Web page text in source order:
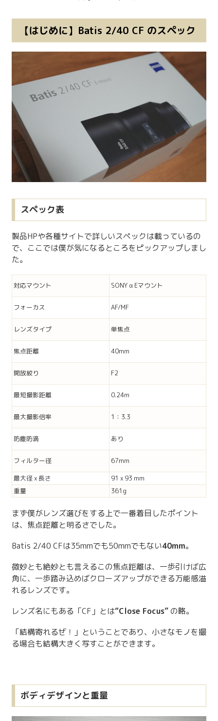
【はじめに】Batis 2/40 CF のスペック
スペック表
製品HPや各種サイトで詳しいスペックは載っているの
で、ここでは僕が気になるところをピックアップしまし
た。
対応マウント SONY α Eマウント
フォーカス AF/MF
レンズタイプ 単焦点
焦点距離 40mm
開放絞り F2
最短撮影距離 0.24m
最大撮影倍率 1：3.3
防塵防滴 あり
フィルター径
67mm
最大径 x 長さ
91 x 93 mm
重量
361g
まず僕がレンズ選びをする上で一番着目したポイント
は、焦点距離と明るさでした。
Batis 2/40 CFは35mmでも50mmでもない40mm。
微妙とも絶妙とも言えるこの焦点距離は、一歩引けば広
角に、一歩踏み込めばクローズアップができる万能感溢
れるレンズです。
レンズ名にもある「CF」とは“Close Focus” の略。
「結構寄れるぜ！」ということであり、小さなモノを撮
る場合も結構大きく写すことができます。
ボディデザインと重量